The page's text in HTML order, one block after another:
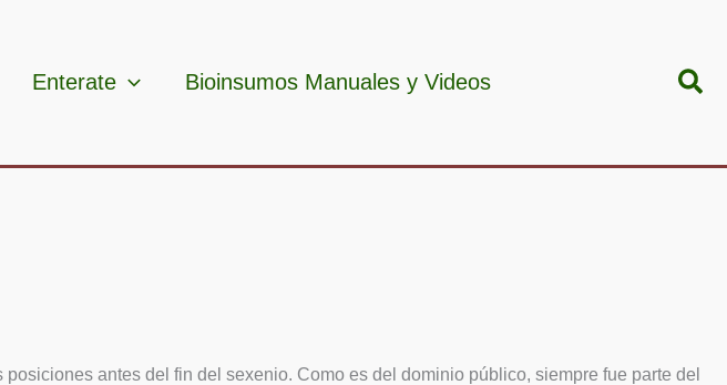
Enterate Bioinsumos Manuales y Videos
antes del fin del sexenio. Como es del dominio público, siempre fue parte del